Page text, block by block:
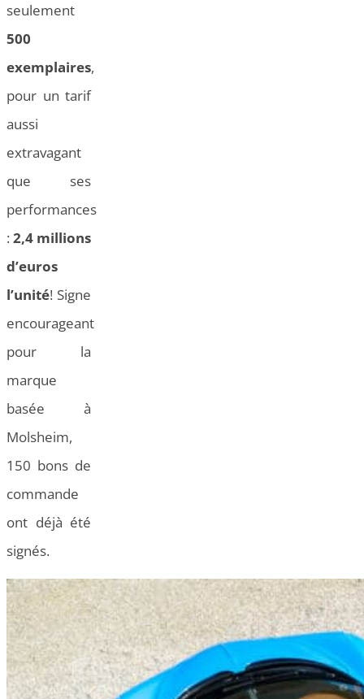
seulement
500
exemplaires,
pour un tarif
aussi
extravagant
que ses
performances
: 2,4 millions
d’euros
l’unité! Signe
encourageant
pour la
marque
basée à
Molsheim,
150 bons de
commande
ont déjà été
signés.